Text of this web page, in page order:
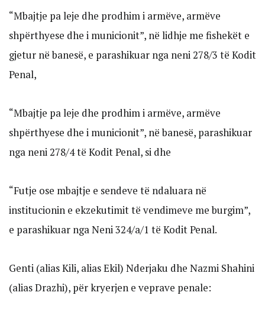
“Mbajtje pa leje dhe prodhim i armëve, armëve
shpërthyese dhe i municionit”, në lidhje me fishekët e
gjetur në banesë, e parashikuar nga neni 278/3 të Kodit
Penal,
“Mbajtje pa leje dhe prodhim i armëve, armëve
shpërthyese dhe i municionit”, në banesë, parashikuar
nga neni 278/4 të Kodit Penal, si dhe
“Futje ose mbajtje e sendeve të ndaluara në
institucionin e ekzekutimit të vendimeve me burgim”,
e parashikuar nga Neni 324/a/1 të Kodit Penal.
Genti (alias Kili, alias Ekil) Nderjaku dhe Nazmi Shahini
(alias Drazhi), për kryerjen e veprave penale: